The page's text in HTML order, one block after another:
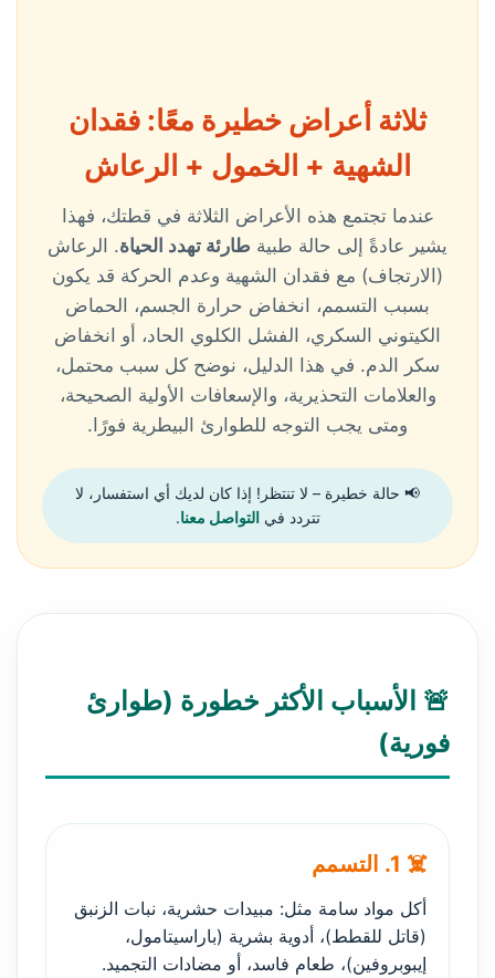
ثلاثة أعراض خطيرة معًا: فقدان
الشهية + الخمول + الرعاش
عندما تجتمع هذه الأعراض الثلاثة في قطتك، فهذا
يشير عادةً إلى حالة طبية طارئة تهدد الحياة. الرعاش
(الارتجاف) مع فقدان الشهية وعدم الحركة قد يكون
بسبب التسمم، انخفاض حرارة الجسم، الحماض
الكيتوني السكري، الفشل الكلوي الحاد، أو انخفاض
سكر الدم. في هذا الدليل، نوضح كل سبب محتمل،
والعلامات التحذيرية، والإسعافات الأولية الصحيحة،
ومتى يجب التوجه للطوارئ البيطرية فورًا.
📢 حالة خطيرة – لا تنتظر! إذا كان لديك أي استفسار، لا
تتردد فيالتواصل معنا.
🚨 الأسباب الأكثر خطورة (طوارئ
فورية)
☠️ 1. التسمم
أكل مواد سامة مثل: مبيدات حشرية، نبات الزنبق
(قاتل للقطط)، أدوية بشرية (باراسيتامول،
إيبوبروفين)، طعام فاسد، أو مضادات التجميد.